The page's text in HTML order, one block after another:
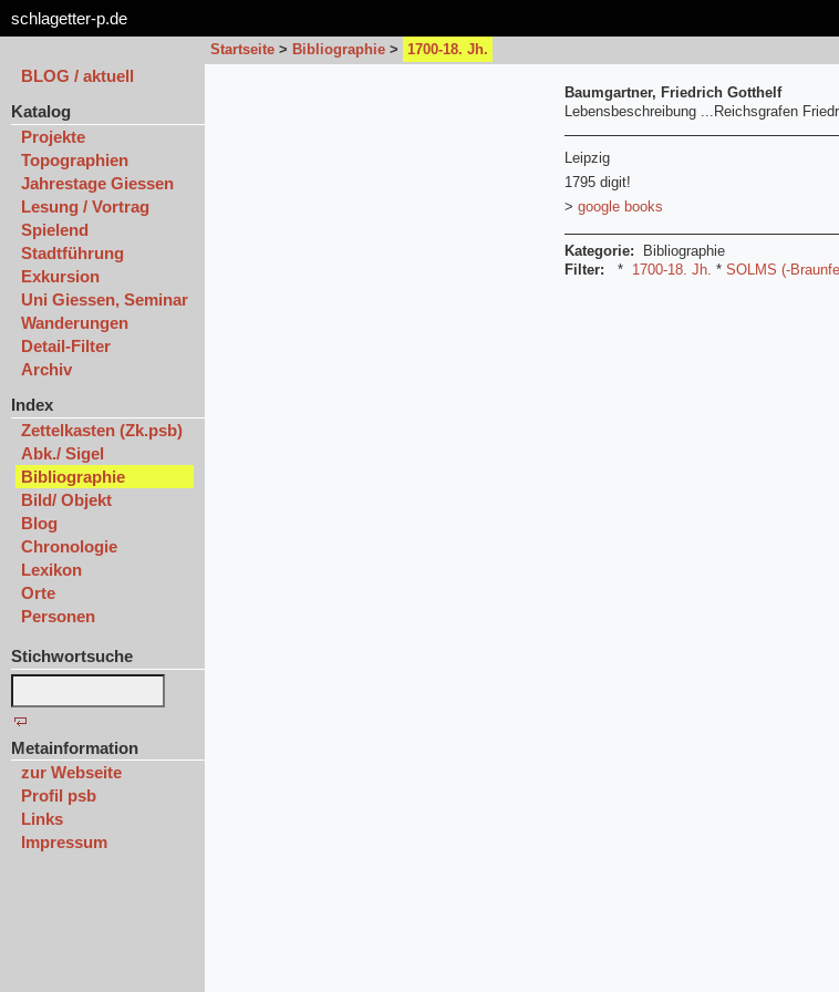
schlagetter-p.de
Startseite > Bibliographie > 1700-18. Jh.
BLOG / aktuell
Katalog
Projekte
Topographien
Jahrestage Giessen
Lesung / Vortrag
Spielend
Stadtführung
Exkursion
Uni Giessen, Seminar
Wanderungen
Detail-Filter
Archiv
Index
Zettelkasten (Zk.psb)
Abk./ Sigel
Bibliographie
Bild/ Objekt
Blog
Chronologie
Lexikon
Orte
Personen
Stichwortsuche
Metainformation
zur Webseite
Profil psb
Links
Impressum
Baumgartner, Friedrich Gotthelf
Lebensbeschreibung ...Reichsgrafen
Leipzig
1795 digit!
> google books
Kategorie:
Bibliographie
Filter:
* 1700-18. Jh. * SOLMS (-